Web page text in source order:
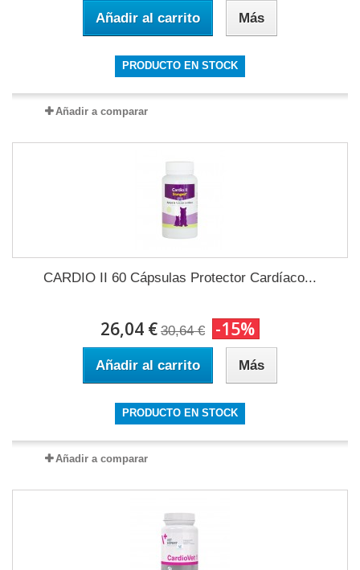
Añadir al carrito Más
PRODUCTO EN STOCK
Añadir a comparar
CARDIO II 60 Cápsulas Protector Cardíaco...
26,04 € 30,64 € -15%
Añadir al carrito Más
PRODUCTO EN STOCK
Añadir a comparar